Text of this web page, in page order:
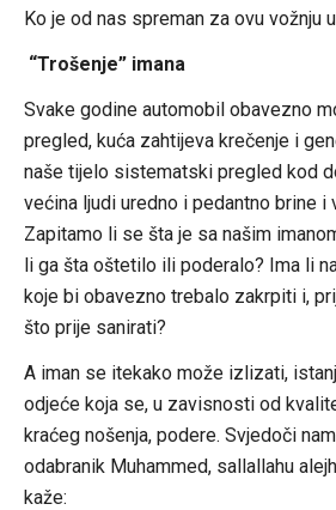
Ko je od nas spreman za ovu vožnju
“Trošenje” imana
Svake godine automobil obavezno
pregled, kuća zahtijeva krečenje i
naše tijelo sistematski pregled kod
većina ljudi uredno i pedantno brine i
Zapitamo li se šta je sa našim
li ga šta oštetilo ili poderalo? Ima li
koje bi obavezno trebalo zakrpiti i,
što prije sanirati?
A iman se itekako može izlizati,
odjeće koja se, u zavisnosti od
kraćeg nošenja, podere. Svjedoči
odabranik Muhammed, sallallahu
kaže: